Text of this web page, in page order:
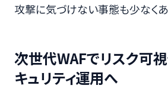
攻撃に気づけない事態も少なくあ
次世代WAFでリスク可
キュリティ運用へ